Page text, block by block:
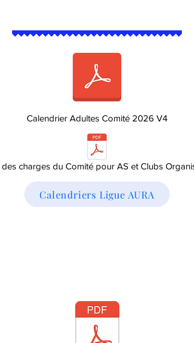
Calendrier Adultes Comité 2026 V4
charges du Comité pour AS et Clubs
Calendriers Ligue AURA